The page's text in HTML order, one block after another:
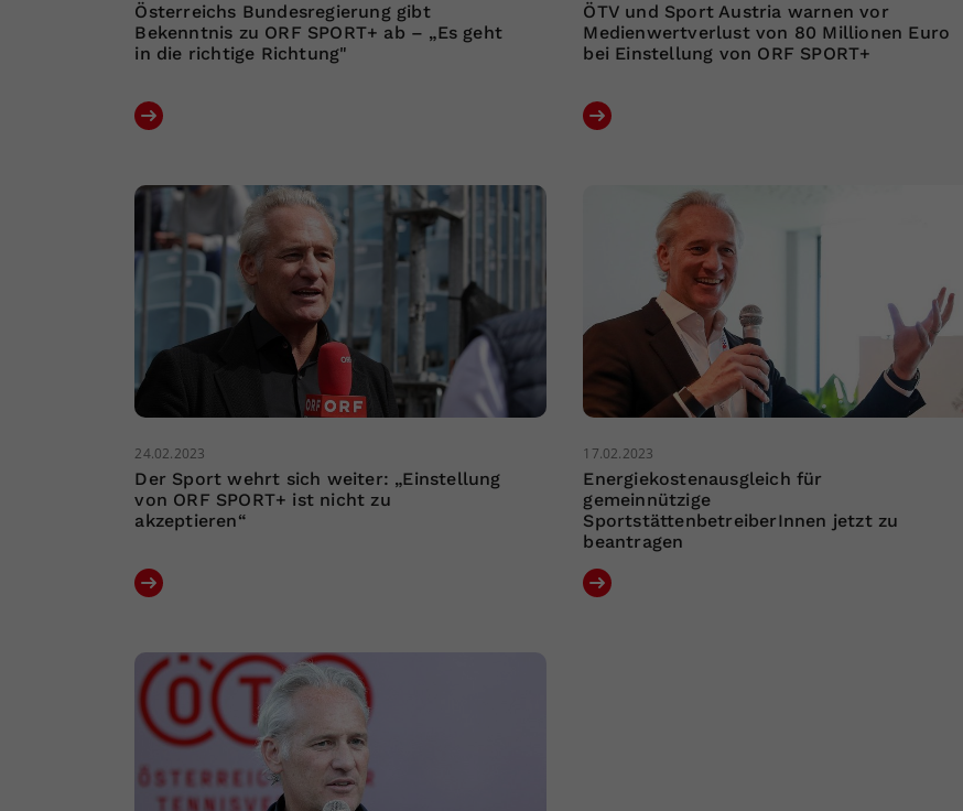
Österreichs Bundesregierung gibt
Bekenntnis zu ORF SPORT+ ab – „Es geht
in die richtige Richtung"
ÖTV und Sport Austria warnen vor
Medienwertverlust von 80 Millionen Euro
bei Einstellung von ORF SPORT+
24.02.2023
Der Sport wehrt sich weiter: „Einstellung
von ORF SPORT+ ist nicht zu
akzeptieren“
17.02.2023
Energiekostenausgleich für
gemeinnützige
SportstättenbetreiberInnen jetzt zu
beantragen